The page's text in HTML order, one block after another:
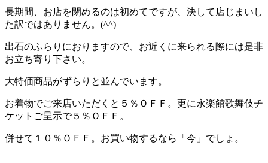
長期間、お店を閉めるのは初めてですが、決して店じまいし
た訳ではありません。(^^)
出石のふらりにおりますので、お近くに来られる際には是非
お立ち寄り下さい。
大特価商品がずらりと並んでいます。
お着物でご来店いただくと５％ＯＦＦ。更に永楽館歌舞伎チ
ケットご呈示で５％ＯＦＦ。
併せて１０％ＯＦＦ。お買い物するなら「今」でしょ。